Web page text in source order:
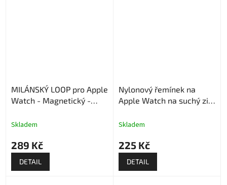
MILÁNSKÝ LOOP pro Apple
Watch - Magnetický -
Skladem
289 Kč
DETAIL
Nylonový řemínek na
Apple Watch na suchý zip
Skladem
225 Kč
DETAIL